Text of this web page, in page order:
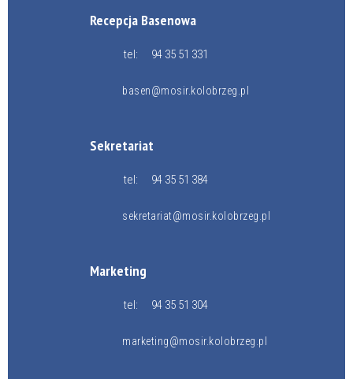
Recepcja Basenowa
tel: 94 35 51 331
basen@mosir.kolobrzeg.pl
Sekretariat
tel: 94 35 51 384
sekretariat@mosir.kolobrzeg.pl
Marketing
tel: 94 35 51 304
marketing@mosir.kolobrzeg.pl